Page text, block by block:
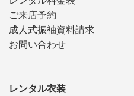
ご来店予約
成人式振袖資料請求
お問い合わせ
レンタル衣装